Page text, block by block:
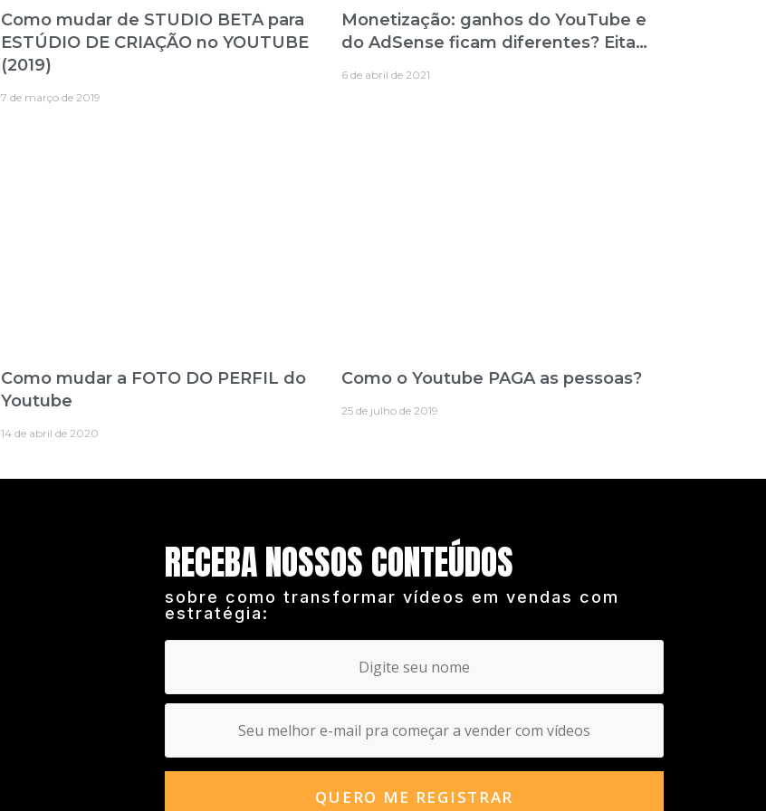
Como mudar de STUDIO BETA para
ESTÚDIO DE CRIAÇÃO no YOUTUBE
(2019)
7 de março de 2019
Monetização: ganhos do YouTube e
do AdSense ficam diferentes? Eita…
6 de abril de 2021
Como mudar a FOTO DO PERFIL do
Youtube
14 de abril de 2020
Como o Youtube PAGA as pessoas?
25 de julho de 2019
RECEBA NOSSOS CONTEÚDOS
sobre como transformar vídeos em vendas com
estratégia: